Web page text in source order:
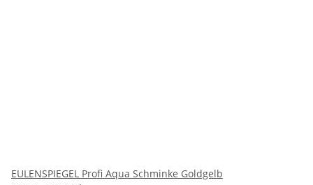
EULENSPIEGEL Profi Aqua Schminke Goldgelb